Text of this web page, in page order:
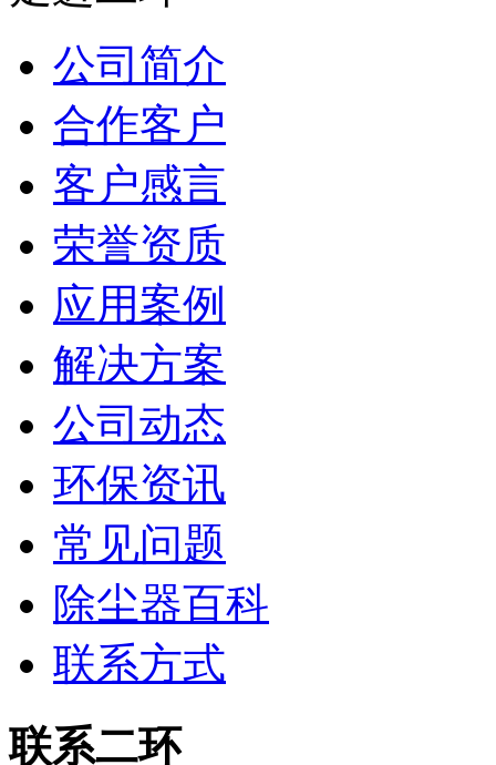
公司简介
合作客户
客户感言
荣誉资质
应用案例
解决方案
公司动态
环保资讯
常见问题
除尘器百科
联系方式
联系二环